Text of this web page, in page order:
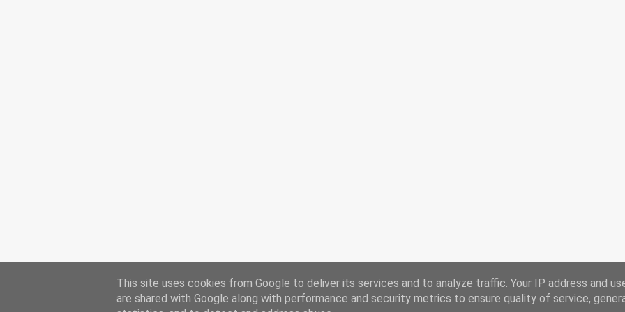
This site uses cookies from Google to deliver its services and to analyze traffic. Your IP address and
are shared with Google along with performance and security metrics to ensure quality of service,